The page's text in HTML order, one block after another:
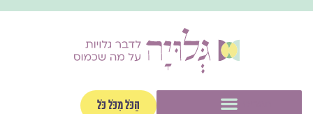
הַכֹּל מִכֹּל כֹּל